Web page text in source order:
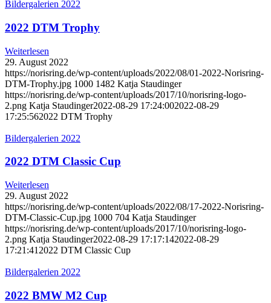
Bildergalerien 2022
2022 DTM Trophy
Weiterlesen
29. August 2022
https://norisring.de/wp-content/uploads/2022/08/01-2022-Norisring-
DTM-Trophy.jpg 1000 1482 Katja Staudinger
https://norisring.de/wp-content/uploads/2017/10/norisring-logo-
2.png Katja Staudinger2022-08-29 17:24:002022-08-29
17:25:562022 DTM Trophy
Bildergalerien 2022
2022 DTM Classic Cup
Weiterlesen
29. August 2022
https://norisring.de/wp-content/uploads/2022/08/17-2022-Norisring-
DTM-Classic-Cup.jpg 1000 704 Katja Staudinger
https://norisring.de/wp-content/uploads/2017/10/norisring-logo-
2.png Katja Staudinger2022-08-29 17:17:142022-08-29
17:21:41 2022 DTM Classic Cup
Bildergalerien 2022
2022 BMW M2 Cup